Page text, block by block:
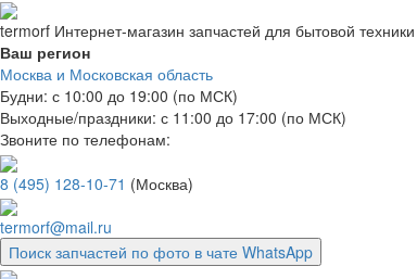
termorf Интернет-магазин запчастей для бытовой техники
Ваш регион
Москва и Московская область
Будни: с 10:00 до 19:00 (по МСК)
Выходные/праздники: с 11:00 до 17:00 (по МСК)
Звоните по телефонам:
8 (495) 128-10-71 (Москва)
termorf@mail.ru
Поиск запчастей по фото в чате WhatsApp